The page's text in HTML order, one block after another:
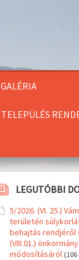
GALÉRIA
TELEPÜLÉS
LEGUTÓBBI
5/2026. (VI. 25.)
területén
behajtás rendjéről
(VIII.01.)
módosításáról (106